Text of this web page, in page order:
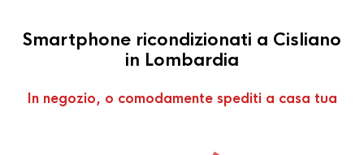
Smartphone ricondizionati a Cisliano
in Lombardia
In negozio, o comodamente spediti a casa tua